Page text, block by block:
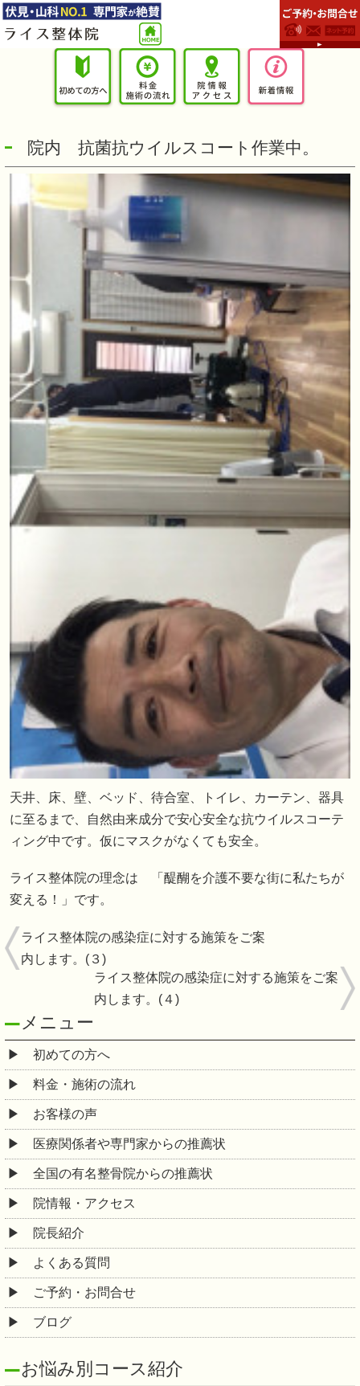
院内 抗菌抗ウイルスコート作業中。
天井、床、壁、ベッド、待合室、トイレ、カーテン、器具
に至るまで、自然由来成分で安心安全な抗ウイルスコーテ
ィング中です。仮にマスクがなくても安全。
ライス整体院の理念は 「醍醐を介護不要な街に私たちが
変える！」です。
ライス整体院の感染症に対する施策をご案
内します。(３)
ライス整体院の感染症に対する施策をご案
内します。(４)
メニュー
初めての方へ
料金・施術の流れ
お客様の声
医療関係者や専門家からの推薦状
全国の有名整骨院からの推薦状
院情報・アクセス
院長紹介
よくある質問
ご予約・お問合せ
ブログ
お悩み別コース紹介